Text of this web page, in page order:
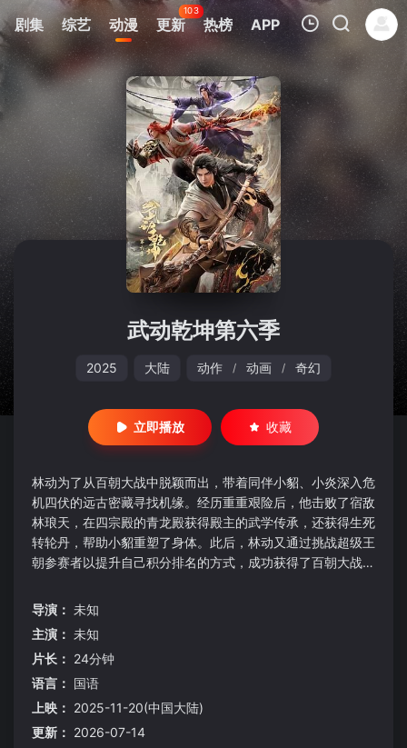
剧集 综艺 动漫 更新
103
热榜 APP
我的观影记录
暂无观看影片的记录
武动乾坤第六季
2025 大陆 动作 / 动画 / 奇幻
立即播放 收藏
林动为了从百朝大战中脱颖而出，带着同伴小貂、小炎深入危
机四伏的远古密藏寻找机缘。经历重重艰险后，他击败了宿敌
林琅天，在四宗殿的青龙殿获得殿主的武学传承，还获得生死
转轮丹，帮助小貂重塑了身体。此后，林动又通过挑战超级王
朝参赛者以提升自己积分排名的方式，成功获得了百朝大战冠
然而，心存不甘的林琅天却与潜伏在百朝大战战场上的西玄域
将林动等人置于死地。最终，林动带领众多参赛者，齐心协力
破解西玄域阴谋，捍卫东玄
导演： 未知
主演： 未知
片长： 24分钟
语言： 国语
上映： 2025-11-20(中国大陆)
更新： 2026-07-14